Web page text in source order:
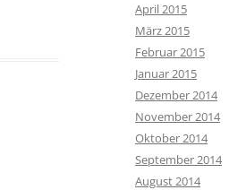
April 2015
März 2015
Februar 2015
Januar 2015
Dezember 2014
November 2014
Oktober 2014
September 2014
August 2014